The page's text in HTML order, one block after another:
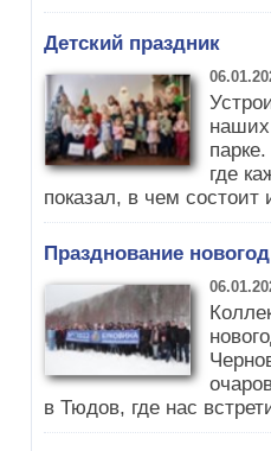
Детский праздник
наших
где
показал, в чем
Празднование
в Тюдов, где нас